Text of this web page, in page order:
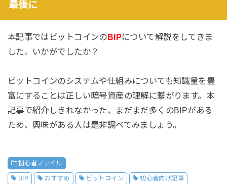
最後に
本記事ではビットコインのBIPについて解説をしてきま
した。いかがでしたか？
ビットコインのシステムや仕組みについても知識量を豊
富にすることは正しい暗号資産の理解に繋がります。本
記事で紹介しきれなかった、まだまだ多くのBIPがある
ため、興味がある人は是非調べてみましょう。
初心者ファイル
BIP おすすめ ビットコイン 初心者向け記事